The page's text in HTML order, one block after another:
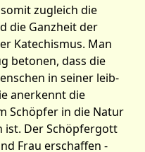
zugleich die
die Ganzheit der
Katechismus. Man
betonen, dass die
in seiner leib-
anerkennt die
Schöpfer in die Natur
ist. Der Schöpfergott
Frau erschaffen -